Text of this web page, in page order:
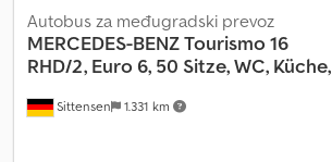
Sittensen 1.331 km
Autobus za međugradski prevoz
MERCEDES-BENZTourismo 16
RHD/2, Euro 6, 50 Sitze, WC, Küche,